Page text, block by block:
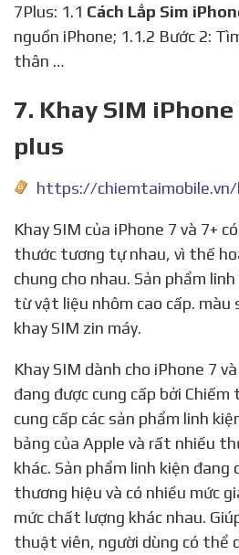
7Plus: 1.1 Cách Lắp Sim
nguồn iPhone; 1.1.2 Bước 2:
thân …
7. Khay SIM
plus
Khay SIM của iPhone 7 và 7+ có thiết kế và kích
thước tương tự nhau, vì thế
chung cho nhau. Sản phẩm
từ vật liệu nhôm cao cấp.
khay SIM zin máy.
Khay SIM dành cho iPhone 7 và iPhone 7 Plus hiện
đang được cung cấp bởi
cung cấp các sản phẩm linh
bảng của Apple và rất nhiều
khác. Sản phẩm linh kiện đang
thương hiệu và có nhiều mức
mức chất lượng khác nhau.
thuật viên, người dùng có thể